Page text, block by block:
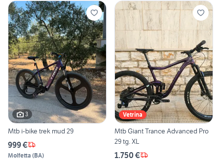
3
Mtb i-bike trek mud 29
999 €
Molfetta (BA)
Vetrina
Mtb Giant Trance Advanced Pro
29 tg. XL
1.750 €